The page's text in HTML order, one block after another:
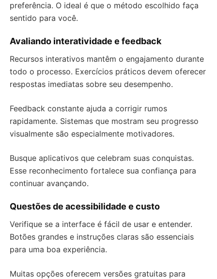
preferência. O ideal é que o método escolhido faça
sentido para você.
Avaliando interatividade e feedback
Recursos interativos mantêm o engajamento durante
todo o processo. Exercícios práticos devem oferecer
respostas imediatas sobre seu desempenho.
Feedback constante ajuda a corrigir rumos
rapidamente. Sistemas que mostram seu progresso
visualmente são especialmente motivadores.
Busque aplicativos que celebram suas conquistas.
Esse reconhecimento fortalece sua confiança para
continuar avançando.
Questões de acessibilidade e custo
Verifique se a interface é fácil de usar e entender.
Botões grandes e instruções claras são essenciais
para uma boa experiência.
Muitas opções oferecem versões gratuitas para